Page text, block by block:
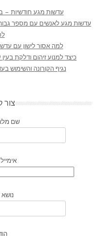
עדשות מגע חודשיות –
עדשות מגע לאנשים עם מספר
למה אסור לישון עם
כיצד למנוע זיהום ודלקת
נגיף הקורונה והשימוש
צור
שם